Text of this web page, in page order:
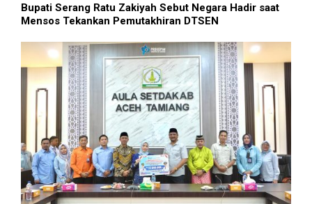
Bupati Serang Ratu Zakiyah Sebut Negara Hadir saat
Mensos Tekankan Pemutakhiran DTSEN